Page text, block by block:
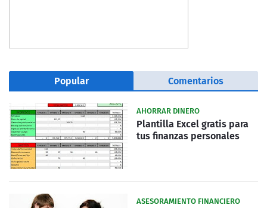
Popular Comentarios
AHORRAR DINERO
Plantilla Excel gratis para
tus finanzas personales
ASESORAMIENTO FINANCIERO